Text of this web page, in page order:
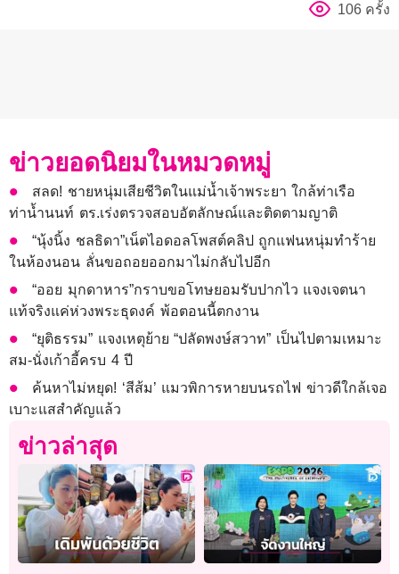
106 ครั้ง
ข่าวยอดนิยมในหมวดหมู่
สลด! ชายหนุ่มเสียชีวิตในแม่น้ำเจ้าพระยา ใกล้ท่าเรือ
ท่าน้ำนนท์ ตร.เร่งตรวจสอบอัตลักษณ์และติดตามญาติ
“นุ้งนิ้ง ชลธิดา”เน็ตไอดอลโพสต์คลิป ถูกแฟนหนุ่มทำร้าย
ในห้องนอน ลั่นขอถอยออกมาไม่กลับไปอีก
“ออย มุกดาหาร”กราบขอโทษยอมรับปากไว แจงเจตนา
แท้จริงแค่ห่วงพระธุดงค์ พ้อตอนนี้ตกงาน
“ยุติธรรม” แจงเหตุย้าย “ปลัดพงษ์สวาท” เป็นไปตามเหมาะ
สม-นั่งเก้าอี้ครบ 4 ปี
ค้นหาไม่หยุด! ‘สีส้ม’ แมวพิการหายบนรถไฟ ข่าวดีใกล้เจอ
เบาะแสสำคัญแล้ว
ข่าวล่าสุด